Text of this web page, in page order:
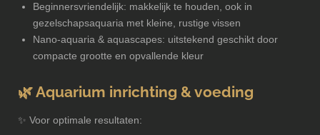
Beginnersvriendelijk: makkelijk te houden, ook in
gezelschapsaquaria met kleine, rustige vissen
Nano-aquaria & aquascapes: uitstekend geschikt door
compacte grootte en opvallende kleur
🌿 Aquarium inrichting & voeding
✨ Voor optimale resultaten: